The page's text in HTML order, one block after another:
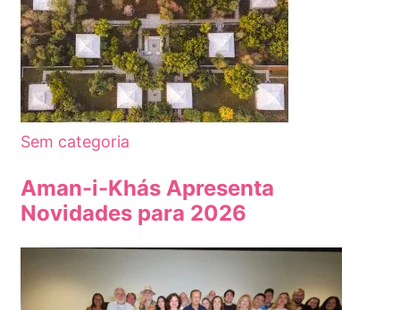
Sem categoria
Aman-i-Khás Apresenta
Novidades para 2026